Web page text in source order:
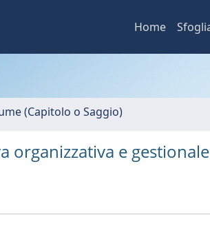
Home
(Capitolo o Saggio)
organizzativa e gestionale